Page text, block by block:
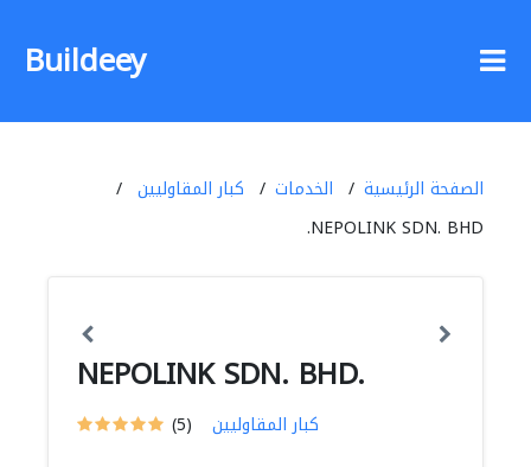
Buildeey
الصفحة الرئيسية الخدمات
كبار المقاوليين
NEPOLINK SDN. BHD.
NEPOLINK SDN. BHD.
(5) كبار المقاوليين